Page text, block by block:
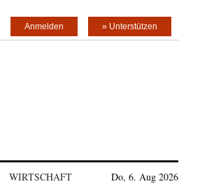
» Unterstützen
Anmelden
WIRTSCHAFT Do, 6. Aug 2026